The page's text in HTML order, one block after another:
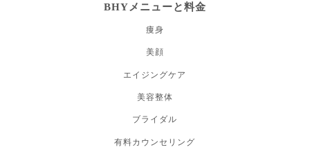
BHYメニューと料金
痩身
美顔
エイジングケア
美容整体
ブライダル
有料カウンセリング